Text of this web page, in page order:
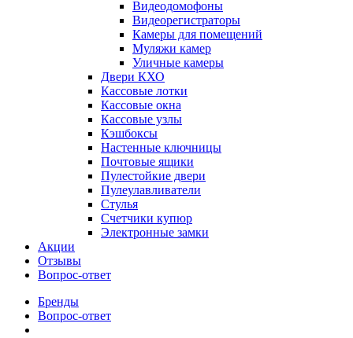
Видеодомофоны
Видеорегистраторы
Камеры для помещений
Муляжи камер
Уличные камеры
Двери КХО
Кассовые лотки
Кассовые окна
Кассовые узлы
Кэшбоксы
Настенные ключницы
Почтовые ящики
Пулестойкие двери
Пулеулавливатели
Стулья
Счетчики купюр
Электронные замки
Акции
Отзывы
Вопрос-ответ
Бренды
Вопрос-ответ